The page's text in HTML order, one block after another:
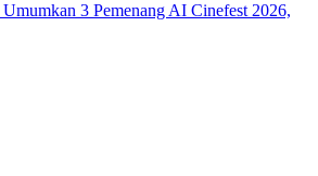
3 Pemenang AI Cinefest 2026,